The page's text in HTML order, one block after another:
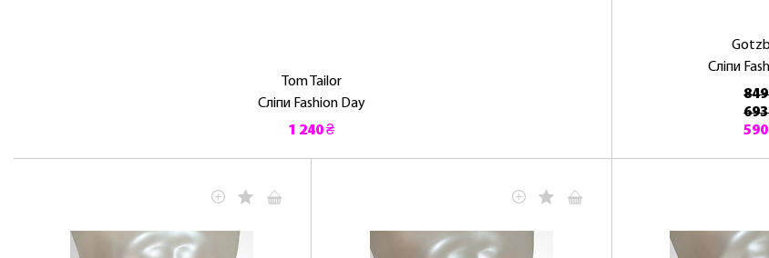
Tom Tailor
Сліпи Fashion Day
1 240 ₴
Сліпи